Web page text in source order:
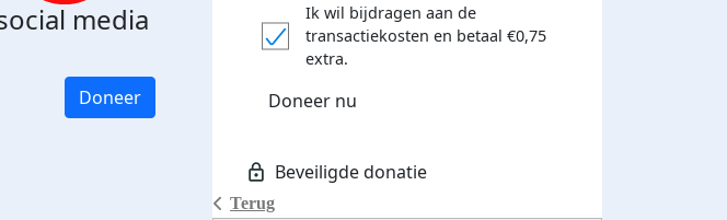
media Donateurs bedankt
Doneer
Terug
Ik wil bijdragen aan de
transactiekosten en betaal €0,75
extra.
Doneer nu